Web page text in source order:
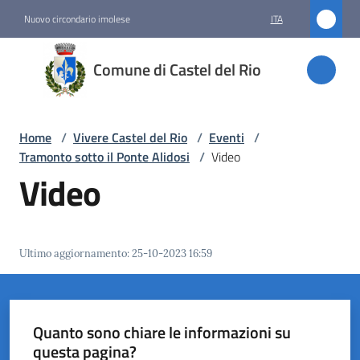
Nuovo circondario imolese ITA
Comune di Castel del Rio
Comune
di
Castel
Amministrazione
Vivere
Castel
Home / Vivere Castel del Rio / Eventi /
Tramonto sotto il Ponte Alidosi / Video
Video
Ultimo aggiornamento:25-10-2023 16:59
Quanto sono chiare le informazioni su
questa pagina?